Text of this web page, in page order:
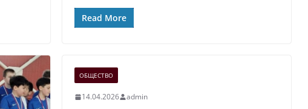
Read More
ОБЩЕСТВО
14.04.2026 admin